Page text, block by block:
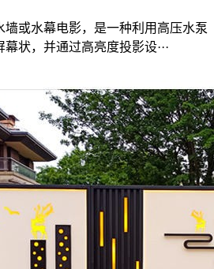
或水幕电影，是一种利用高压水泵
状，并通过高亮度投影设···